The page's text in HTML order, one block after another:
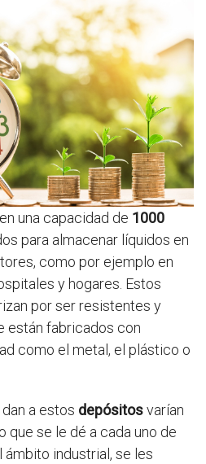
una capacidad de 1000
para almacenar líquidos en
como por ejemplo en
y hogares. Estos
por ser resistentes y
están fabricados con
como el metal, el plástico o
a estos depósitosvarían
que se le dé a cada uno de
ámbito industrial, se les